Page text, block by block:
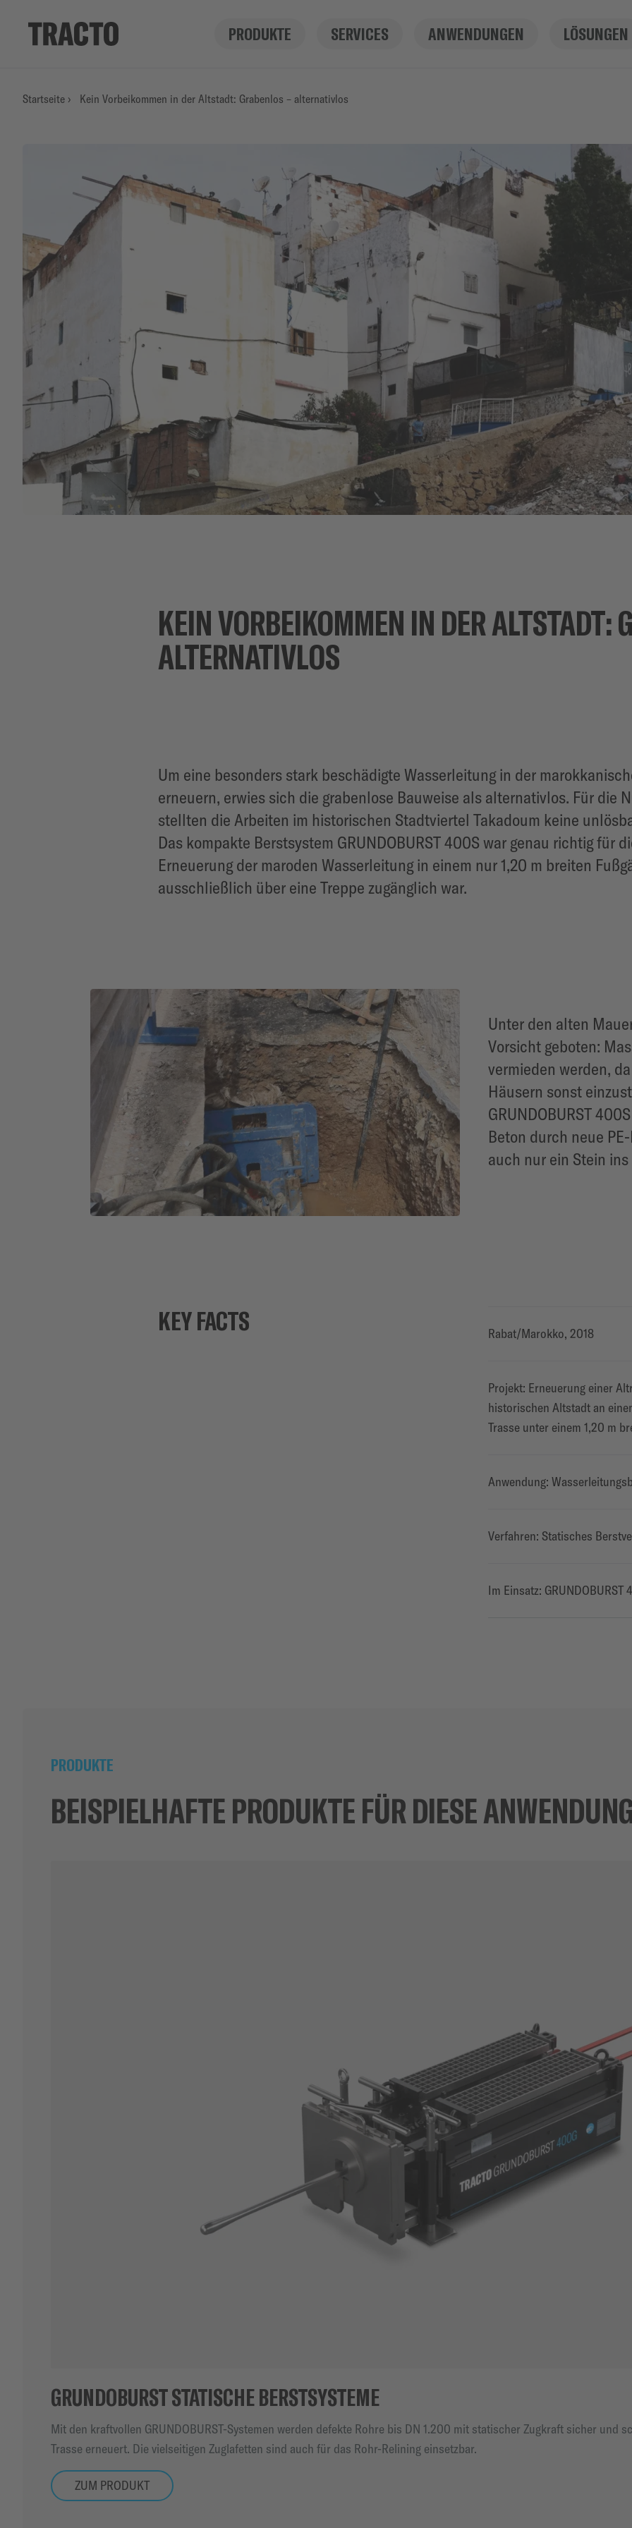
PRODUKTE SERVICES ANWENDUNGEN LÖSUNGEN
Startseite › Kein Vorbeikommen in der Altstadt: Grabenlos – alternativlos
KEIN VORBEIKOMMEN IN DER ALTSTADT:
ALTERNATIVLOS
Um eine besonders stark beschädigte Wasserleitung in der
erneuern, erwies sich die grabenlose Bauweise als alternativlos. Für die
stellten die Arbeiten im historischen Stadtviertel Takadoum keine
Das kompakte Berstsystem GRUNDOBURST 400S war genau richtig für
Erneuerung der maroden Wasserleitung in einem nur 1,20 m breiten
ausschließlich über eine Treppe zugänglich war.
Unter den alten
Vorsicht geboten:
vermieden werden,
Häusern sonst
GRUNDOBURST
Beton durch neue
auch nur ein Stein
KEY FACTS Rabat/Marokko, 2018
Projekt: Erneuerung einer
historischen Altstadt an
Trasse unter einem 1,20 m
Anwendung:
Verfahren: Statisches
Im Einsatz: GRUNDOBURST
PRODUKTE
BEISPIELHAFTE PRODUKTE FÜR DIESE
GRUNDOBURST STATISCHE BERSTSYSTEME
Mit den kraftvollen GRUNDOBURST-Systemen werden defekte Rohre bis DN 1.200 mit statischer Zugkraft sicher und
Trasse erneuert. Die vielseitigen Zuglafetten sind auch für das Rohr-Relining einsetzbar.
ZUM PRODUKT